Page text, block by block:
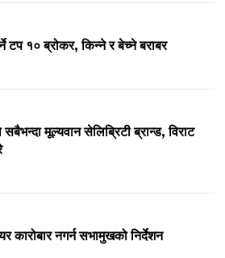
टप १० ब्रोकर, किन्ने र बेच्ने बराबर
मूल्यवान सेलिब्रिटी ब्रान्ड, विराट
कारोबार नगर्न सभामुखको निर्देशन